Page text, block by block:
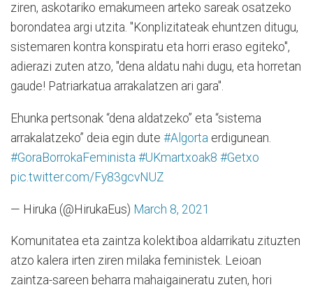
ziren, askotariko emakumeen arteko sareak osatzeko
borondatea argi utzita. "Konplizitateak ehuntzen ditugu,
sistemaren kontra konspiratu eta horri eraso egiteko",
adierazi zuten atzo, "dena aldatu nahi dugu, eta horretan
gaude! Patriarkatua arrakalatzen ari gara".
Ehunka pertsonak “dena aldatzeko” eta “sistema
arrakalatzeko” deia egin dute #Algorta erdigunean.
#GoraBorrokaFeminista #UKmartxoak8 #Getxo
pic.twitter.com/Fy83gcvNUZ
— Hiruka (@HirukaEus) March 8, 2021
Komunitatea eta zaintza kolektiboa aldarrikatu zituzten
atzo kalera irten ziren milaka feministek. Leioan
zaintza-sareen beharra mahaigaineratu zuten, hori